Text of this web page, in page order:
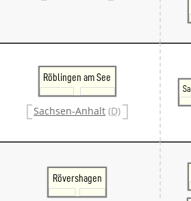
Röblingen am See
Sachsen-Anhalt (D)
Rövershagen